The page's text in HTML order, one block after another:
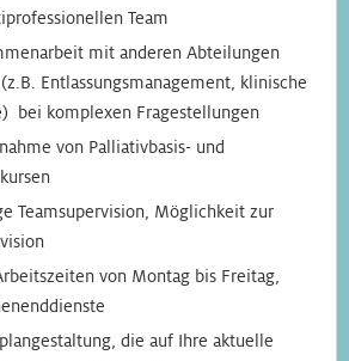
Team
mit anderen Abteilungen
Entlassungsmanagement, klinische
bei komplexen Fragestellungen
von Palliativbasis- und
Teamsupervision, Möglichkeit zur
von Montag bis Freitag,
die auf Ihre aktuelle